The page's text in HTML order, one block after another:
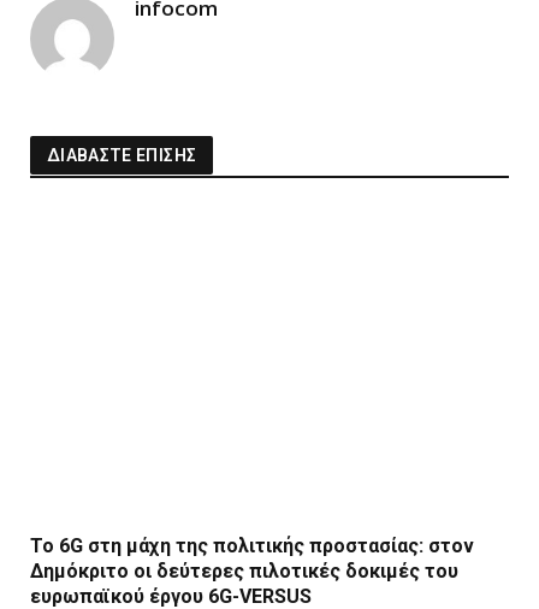
infocom
ΔΙΑΒΑΣΤΕ ΕΠΙΣΗΣ
Το 6G στη μάχη της πολιτικής προστασίας: στον
Δημόκριτο οι δεύτερες πιλοτικές δοκιμές του
ευρωπαϊκού έργου 6G-VERSUS